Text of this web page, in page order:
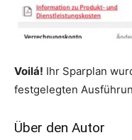
Voilá! Ihr Sparplan
festgelegten
Über den Autor